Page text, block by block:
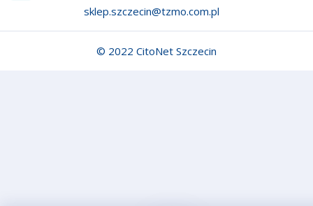
sklep.szczecin@tzmo.com.pl
© 2022 CitoNet Szczecin